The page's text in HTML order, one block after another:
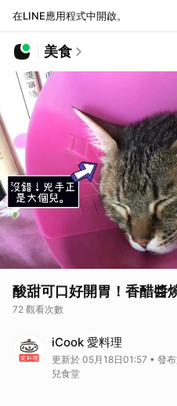
在LINE應用程式中開啟。
美食
酸甜可口好開胃！香醋醬
72 觀看次數
近日孵蕃薯般的高溫令人疲軟疏懶
來了。濕氣還來不及浸潤大地，夜
燈光下，灶披間的木窗邊，用甘醋
iCook 愛料理
更新於 05月18日01:57 • 發
兒食堂